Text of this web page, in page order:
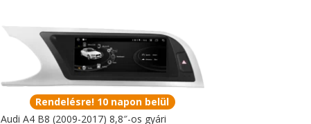
Rendelésre! 10 napon belül
Audi A4 B8 (2009-2017) 8,8″-os gyári